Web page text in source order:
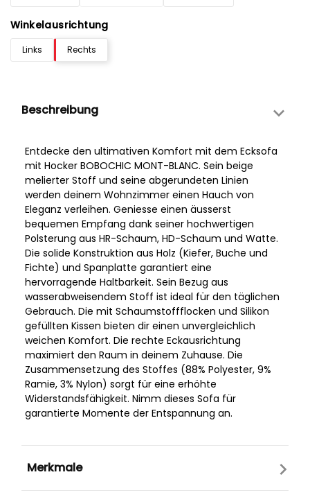
Winkelausrichtung
Links Rechts
Beschreibung
Entdecke den ultimativen Komfort mit dem Ecksofa
mit Hocker BOBOCHIC MONT-BLANC. Sein beige
melierter Stoff und seine abgerundeten Linien
werden deinem Wohnzimmer einen Hauch von
Eleganz verleihen. Geniesse einen äusserst
bequemen Empfang dank seiner hochwertigen
Polsterung aus HR-Schaum, HD-Schaum und Watte.
Die solide Konstruktion aus Holz (Kiefer, Buche und
Fichte) und Spanplatte garantiert eine
hervorragende Haltbarkeit. Sein Bezug aus
wasserabweisendem Stoff ist ideal für den täglichen
Gebrauch. Die mit Schaumstoffflocken und Silikon
gefüllten Kissen bieten dir einen unvergleichlich
weichen Komfort. Die rechte Eckausrichtung
maximiert den Raum in deinem Zuhause. Die
Zusammensetzung des Stoffes (88% Polyester, 9%
Ramie, 3% Nylon) sorgt für eine erhöhte
Widerstandsfähigkeit. Nimm dieses Sofa für
garantierte Momente der Entspannung an.
Merkmale